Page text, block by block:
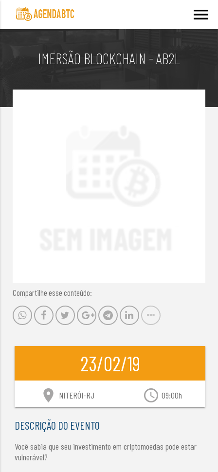
menu
IMERSÃO BLOCKCHAIN - AB2L
Compartilhe esse conteúdo:
23/02/19
access_time 09:00h
location_on NITERÓI-RJ
DESCRIÇÃO DO EVENTO
Você sabia que seu investimento em criptomoedas pode estar
vulnerável?